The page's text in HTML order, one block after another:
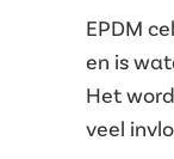
EPDM
en is
Het
veel